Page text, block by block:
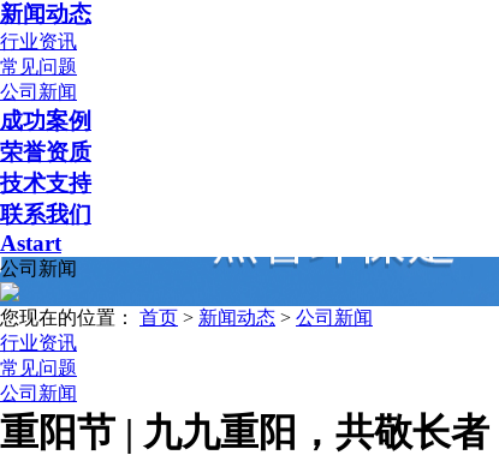
新闻动态
行业资讯
常见问题
公司新闻
成功案例
荣誉资质
技术支持
联系我们
Astart
公司新闻
您现在的位置： 首页 > 新闻动态 > 公司新闻
行业资讯
常见问题
公司新闻
重阳节 | 九九重阳，共敬长者